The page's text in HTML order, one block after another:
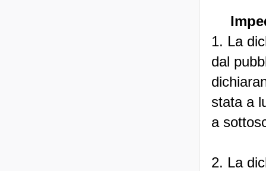
1. La
dal
stata a
a
2. La